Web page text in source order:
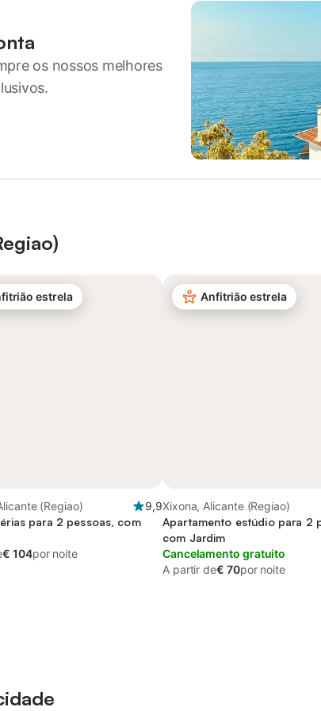
os nossos melhores
estrela
(Regiao)
9,9
para 2 pessoas, com
€ 104por noite
Anfitrião estrela
Xixona, Alicante (Regiao)
Apartamento estúdio para 2
com Jardim
Cancelamento gratuito
A partir de€ 70por noite